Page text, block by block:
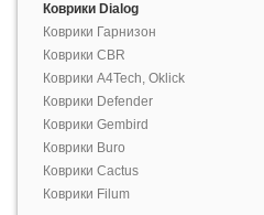
Коврики Dialog
Коврики Гарнизон
Коврики CBR
Коврики A4Tech, Oklick
Коврики Defender
Коврики Gembird
Коврики Buro
Коврики Cactus
Коврики Filum